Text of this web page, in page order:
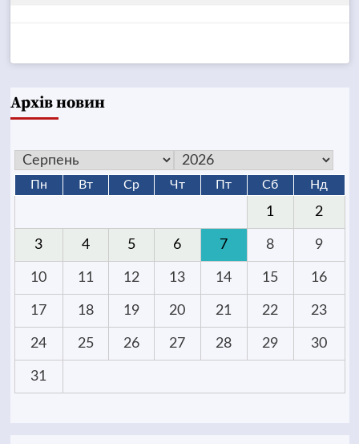
Архів новин
Пн Вт Ср Чт Пт Сб Нд
1 2
3 4 5 6 7 8 9
10 11 12 13 14 15 16
17 18 19 20 21 22 23
24 25 26 27 28 29 30
31